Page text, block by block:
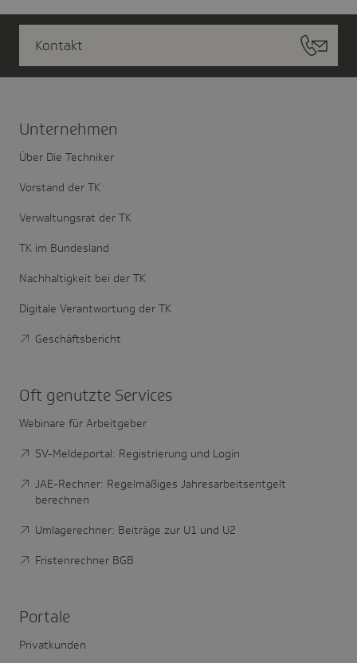
Kontakt
Unter­nehmen
Über Die Techniker
Vorstand der TK
Verwaltungsrat der TK
TK im Bundesland
Nachhaltigkeit bei der TK
Digitale Verantwortung der TK
Geschäftsbericht
Oft genutzte Services
Webinare für Arbeitgeber
SV-Meldeportal: Registrierung und Login
JAE-Rechner: Regelmäßiges Jahresarbeitsentgelt
berechnen
Umlagerechner: Beiträge zur U1 und U2
Fristenrechner BGB
Portale
Privatkunden